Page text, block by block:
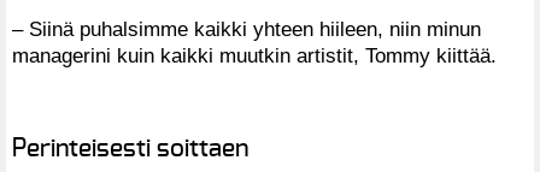
– Siinä puhalsimme kaikki yhteen hiileen, niin minun
managerini kuin kaikki muutkin artistit, Tommy kiittää.
Perinteisesti soittaen